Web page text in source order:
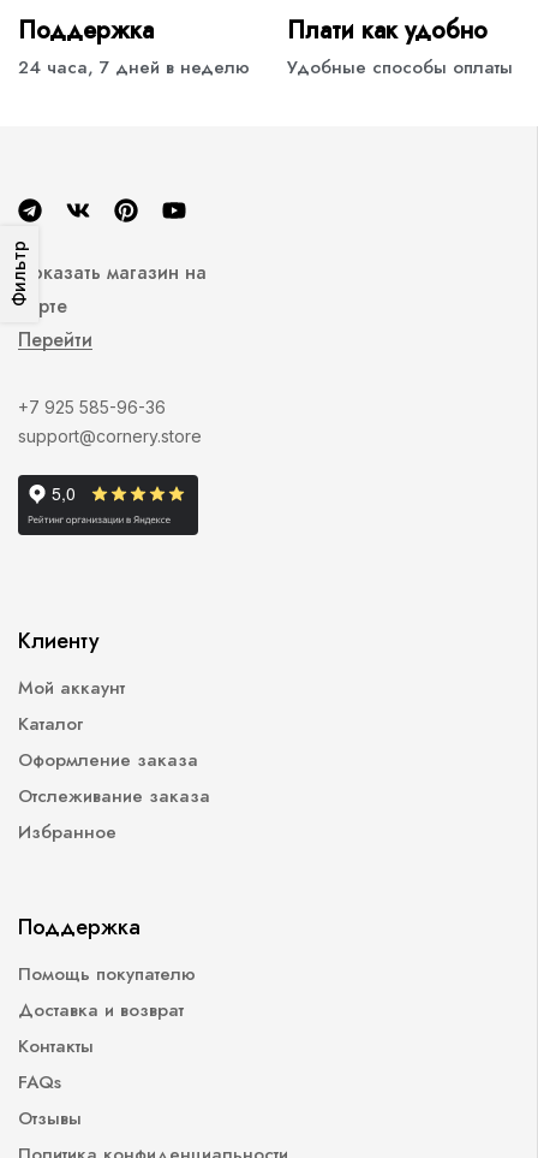
Фильтр
Поддержка
24 часа, 7 дней в неделю
Плати как удобно
Удобные способы оплаты
Показать магазин на
карте
Перейти
+7 925 585-96-36
support@cornery.store
Клиенту
Мой аккаунт
Каталог
Оформление заказа
Отслеживание заказа
Избранное
Поддержка
Помощь покупателю
Доставка и возврат
Контакты
FAQs
Отзывы